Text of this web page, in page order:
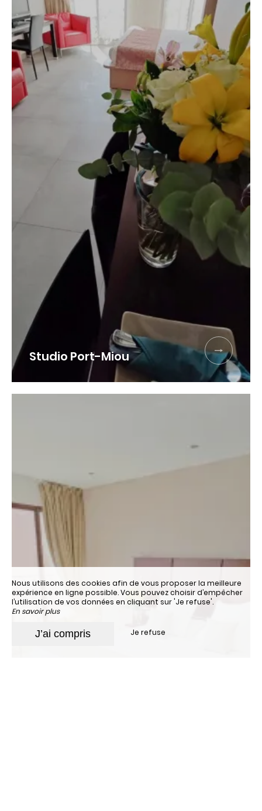
8
Août 2026
Réserver
Studio Port-Miou
Nous utilisons des cookies afin de vous proposer la meilleure
expérience en ligne possible. Vous pouvez choisir d’empêcher
l’utilisation de vos données en cliquant sur 'Je refuse'.
En savoir plus
J’ai compris Je refuse